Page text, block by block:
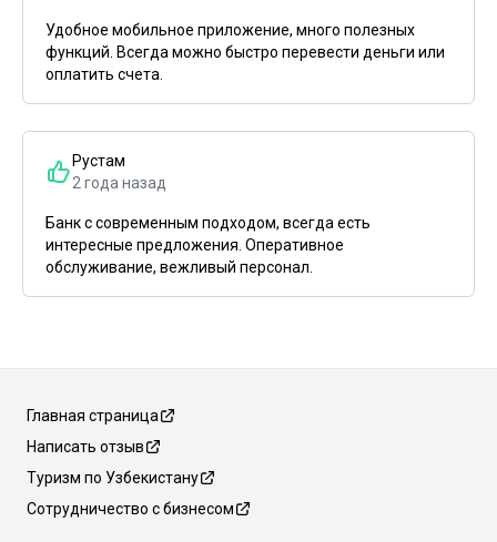
Удобное мобильное приложение, много полезных
функций. Всегда можно быстро перевести деньги или
оплатить счета.
Рустам
2 года назад
Банк с современным подходом, всегда есть
интересные предложения. Оперативное
обслуживание, вежливый персонал.
Главная страница
Написать отзыв
Туризм по Узбекистану
Сотрудничество с бизнесом